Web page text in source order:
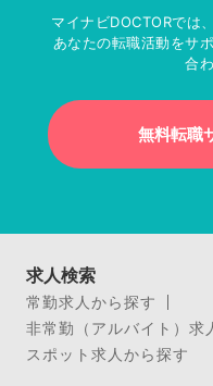
マイナビDOCTORでは
あなたの転職活動をサ
合
無料転職
求人検索
常勤求人から探す
非常勤（アルバイト）求
スポット求人から探す